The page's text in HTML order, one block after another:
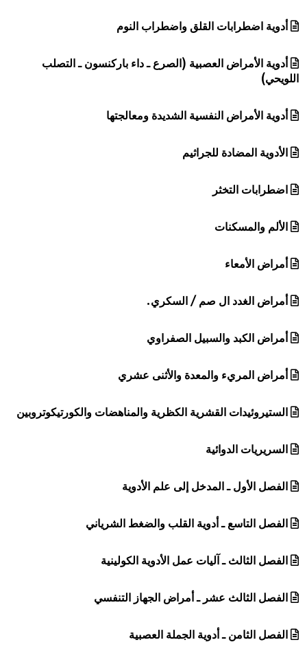
أدوية اضطرابات القلق واضطراب النوم
أدوية الأمراض العصبية (الصرع ـ داء باركنسون ـ التصلب
اللويحي)
أدوية الأمراض النفسية الشديدة ومعالجتها
الأدوية المضادة للجراثيم
اضطرابات التخثر
الألم والمسكنات
أمراض الأمعاء
أمراض الغدد ال صم / السكري.
أمراض الكبد والسبيل الصفراوي
أمراض المريء والمعدة والأثنى عشري
الستيروئيدات القشرية الكظرية والمناهضات والكورتيكوتروبين
السريريات الدوائية
الفصل الأول ـ المدخل إلى علم الأدوية
الفصل التاسع ـ أدوية القلب والضغط الشرياني
الفصل الثالث ـ آليات عمل الأدوية الكولينية
الفصل الثالث عشر ـ أمراض الجهاز التنفسي
الفصل الثامن ـ أدوية الجملة العصبية